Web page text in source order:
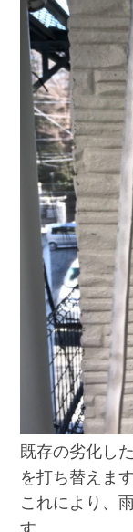
既存の劣化し
を打ち替えます
これにより、
す。